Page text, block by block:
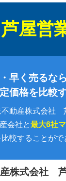
屋営
早く売るなら
価格を比較
不動産株式会社
会社と最大6社
較することがで
株式会社